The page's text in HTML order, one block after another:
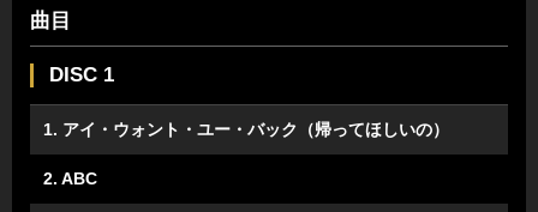
曲目
DISC 1
1. アイ・ウォント・ユー・バック（帰ってほしいの）
2. ABC